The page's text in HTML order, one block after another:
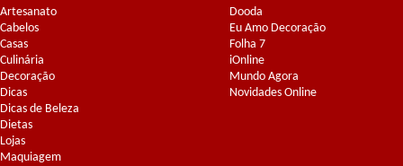
Artesanato
Cabelos
Casas
Culinária
Decoração
Dicas
Dicas de Beleza
Dietas
Lojas
Maquiagem
Dooda
Eu Amo Decoração
Folha 7
iOnline
Mundo Agora
Novidades Online